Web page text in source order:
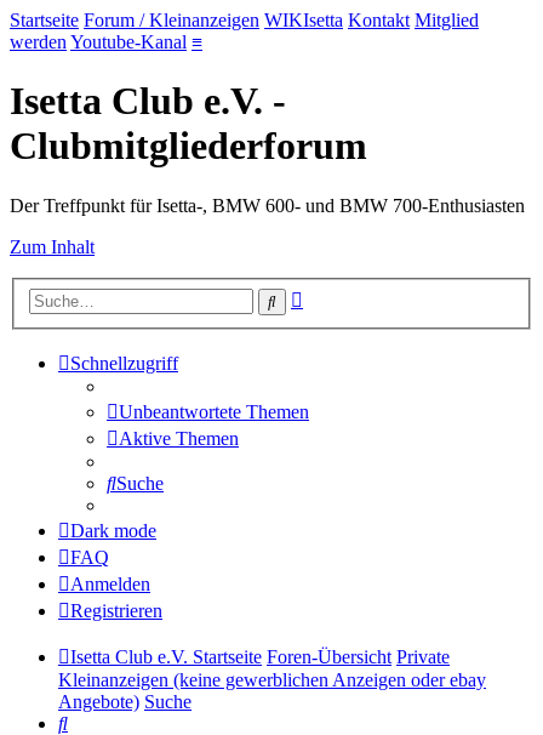
Startseite Forum / Kleinanzeigen WIKIsetta Kontakt Mitglied
werden Youtube-Kanal ≡
Isetta Club e.V. -
Clubmitgliederforum
Der Treffpunkt für Isetta-, BMW 600- und BMW 700-Enthusiasten
Zum Inhalt
Suche
Schnellzugriff
Unbeantwortete Themen
Aktive Themen
Suche
Dark mode
FAQ
Anmelden
Registrieren
Isetta Club e.V. Startseite Foren-Übersicht Private
Kleinanzeigen (keine gewerblichen Anzeigen oder ebay
Angebote) Suche
Suche